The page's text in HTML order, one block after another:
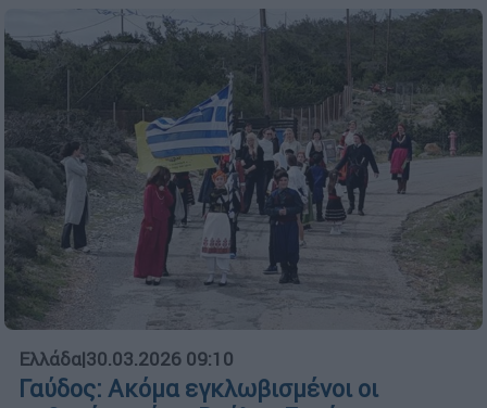
Ελλάδα|30.03.2026 09:10
Γαύδος: Ακόμα εγκλωβισμένοι οι